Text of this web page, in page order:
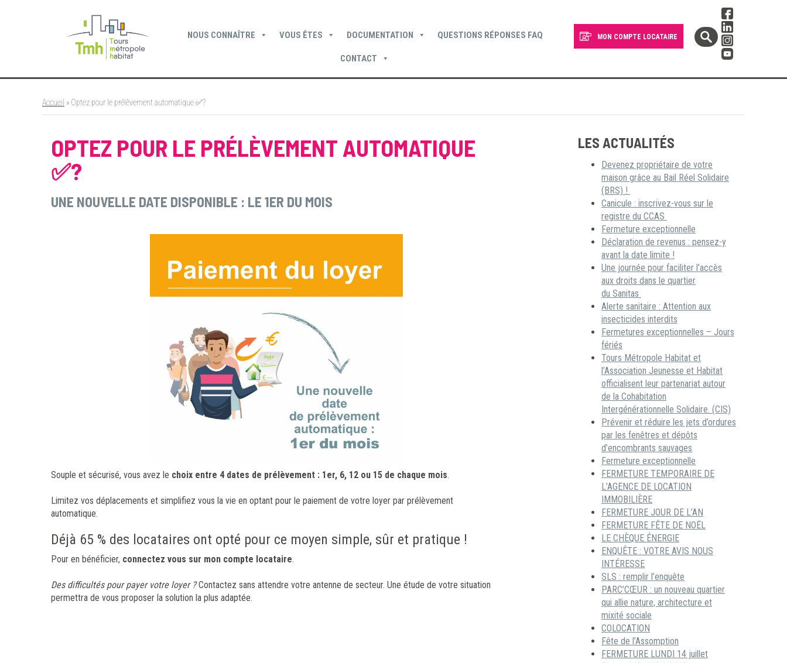
NOUS CONNAÎTRE VOUS ÊTES DOCUMENTATION QUESTIONS RÉPONSES FAQ
CONTACT
MON COMPTE LOCATAIRE
Accueil » Optez pour le prélèvement automatique ✅?
LES ACTUALITÉS
Devenez propriétaire de votre
maison grâce au Bail Réel Solidaire
(BRS) !
Canicule : inscrivez-vous sur le
registre du CCAS
Fermeture exceptionnelle
Déclaration de revenus : pensez-y
avant la date limite !
Une journée pour faciliter l’accès
aux droits dans le quartier
du Sanitas
Alerte sanitaire : Attention aux
insecticides interdits
Fermetures exceptionnelles – Jours
fériés
Tours Métropole Habitat et
l’Association Jeunesse et Habitat
officialisent leur partenariat autour
de la Cohabitation
Intergénérationnelle Solidaire. (CIS)
Prévenir et réduire les jets d’ordures
par les fenêtres et dépôts
d’encombrants sauvages
Fermeture exceptionnelle
FERMETURE TEMPORAIRE DE
L’AGENCE DE LOCATION
IMMOBILIÈRE
FERMETURE JOUR DE L’AN
FERMETURE FÊTE DE NOËL
LE CHÈQUE ÉNERGIE
ENQUÊTE : VOTRE AVIS NOUS
INTÉRESSE
SLS : remplir l’enquête
PARC’CŒUR : un nouveau quartier
qui allie nature, architecture et
mixité sociale
COLOCATION
Fête de l’Assomption
FERMETURE LUNDI 14 juillet
OPTEZ POUR LE PRÉLÈVEMENT AUTOMATIQUE
✅?
UNE NOUVELLE DATE DISPONIBLE : LE 1ER DU MOIS
Souple et sécurisé, vous avez le choix entre 4 dates de prélèvement : 1er, 6, 12 ou 15 de chaque mois.
Limitez vos déplacements et simplifiez vous la vie en optant pour le paiement de votre loyer par prélèvement
automatique.
Déjà 65 % des locataires ont opté pour ce moyen simple, sûr et pratique !
Pour en bénéficier, connectez vous sur mon compte locataire.
Des difficultés pour payer votre loyer ?Contactez sans attendre votre antenne de secteur. Une étude de votre situation
permettra de vous proposer la solution la plus adaptée.